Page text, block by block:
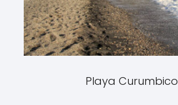
Playa Curumbico